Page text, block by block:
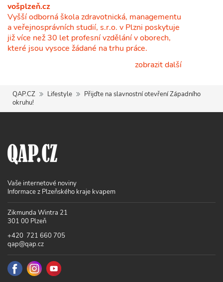
vošplzeň.cz
Vyšší odborná škola zdravotnická, managementu
a veřejnosprávních studií, s.r.o. v Plzni poskytuje
již více než 30 let profesní vzdělání v oborech,
které jsou vysoce žádané na trhu práce.
zobrazit další
QAP.CZ Lifestyle
Přijďte na slavnostní otevření Západního
okruhu!
Vaše internetové noviny
Informace z Plzeňského kraje kvapem
Zikmunda Wintra 21
301 00 Plzeň
+420 721 660 705
qap@qap.cz